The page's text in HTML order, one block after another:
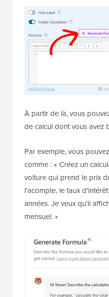
À partir de là, vous
de calcul dont vous avez
Par exemple, vous
comme : « Créez un
voiture qui prend le prix
l'acompte, le taux
années. Je veux qu'il
mensuel. »